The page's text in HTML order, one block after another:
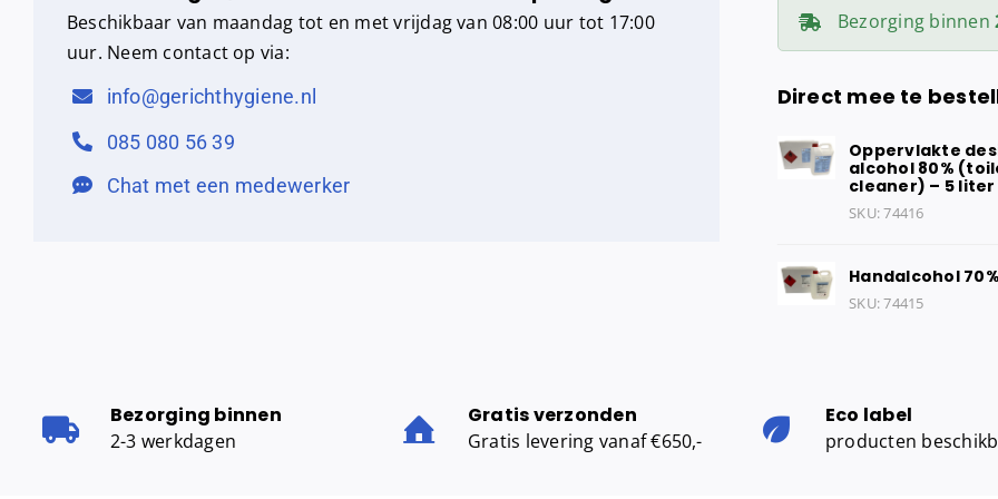
Beschikbaar van maandag tot en met vrijdag van 08:00 uur tot 17:00
uur. Neem contact op via:
info@gerichthygiene.nl
085 080 56 39
Chat met een medewerker
aantal
Bezorging binnen
Direct mee te
Oppervlakte
alcohol 80%
cleaner) – 5 liter
SKU:74416
Handalcohol
SKU:74415
Bezorging binnen
2-3 werkdagen
Gratis verzonden
Gratis levering vanaf €650,-
Eco label
producten